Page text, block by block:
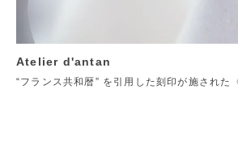
Atelier d'antan
“フランス共和暦” を引用した刻印が施された